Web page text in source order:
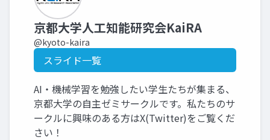
京都大学人工知能研究会KaiRA
@kyoto-kaira
スライド一覧
AI・機械学習を勉強したい学生たちが集まる、
京都大学の自主ゼミサークルです。私たちのサ
ークルに興味のある方はX(Twitter)をご覧くだ
さい！